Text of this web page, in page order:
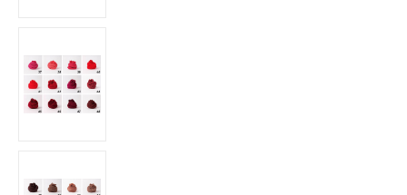
SOTTOGONNE
VELI
CARNEVALE